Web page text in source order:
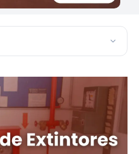
da Sinalização de
no Piso?
de Extintores no Piso
de Extintores no Piso no